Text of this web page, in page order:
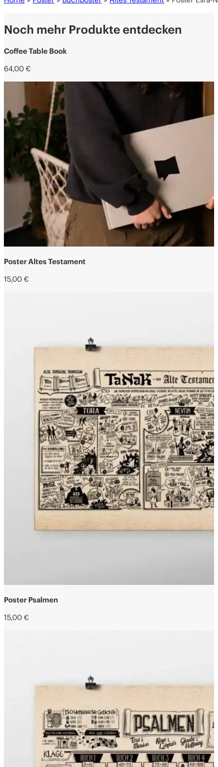
Noch mehr Produkte entdecken
Coffee Table Book
64,00 €
Poster Altes Testament
15,00 €
Poster Psalmen
15,00 €